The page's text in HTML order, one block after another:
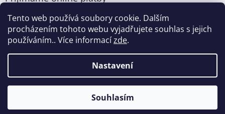
Tento web používá soubory cookie. Dalším
procházením tohoto webu vyjadřujete souhlas s jejich
používáním.. Více informacízde.
Nastavení
Souhlasím
Vytvořil Shoptet
CARVEL.CZ . Všechna práva vyhrazena.